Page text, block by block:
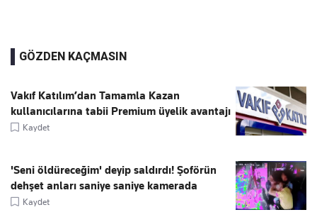
GÖZDEN KAÇMASIN
Vakıf Katılım’dan Tamamla Kazan
kullanıcılarına tabii Premium üyelik avantajı
Kaydet
'Seni öldüreceğim' deyip saldırdı! Şoförün
dehşet anları saniye saniye kamerada
Kaydet